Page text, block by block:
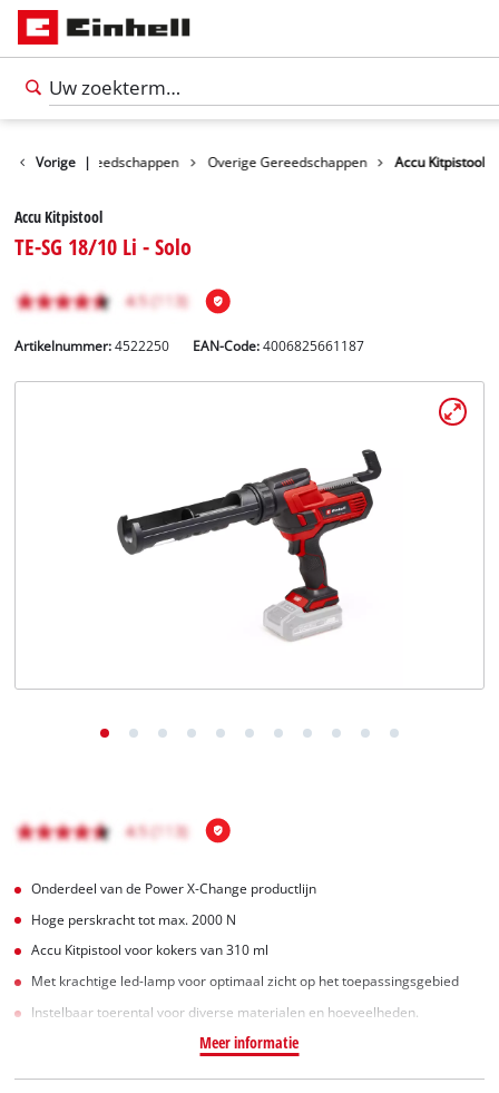
Vorige |
Gereedschappen Overige Gereedschappen Accu Kitpistool
Accu Kitpistool
TE-SG 18/10 Li - Solo
Artikelnummer: 4522250 EAN-Code:4006825661187
Onderdeel van de Power X-Change productlijn
Hoge perskracht tot max. 2000 N
Accu Kitpistool voor kokers van 310 ml
Met krachtige led-lamp voor optimaal zicht op het toepassingsgebied
Instelbaar toerental voor diverse materialen en hoeveelheden.
Meer informatie